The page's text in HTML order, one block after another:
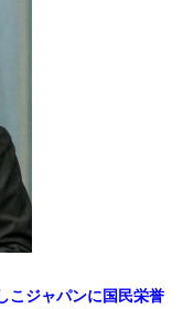
こジャパンに国民栄誉